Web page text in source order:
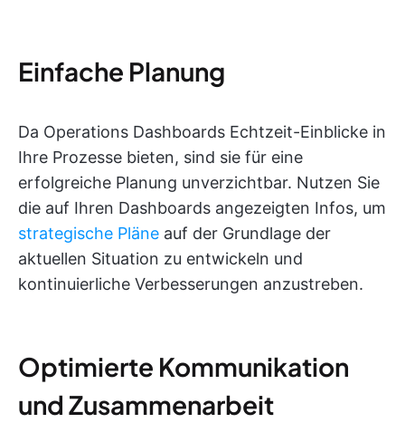
Einfache Planung
Da Operations Dashboards Echtzeit-Einblicke in
Ihre Prozesse bieten, sind sie für eine
erfolgreiche Planung unverzichtbar. Nutzen Sie
die auf Ihren Dashboards angezeigten Infos, um
strategische Pläne auf der Grundlage der
aktuellen Situation zu entwickeln und
kontinuierliche Verbesserungen anzustreben.
Optimierte Kommunikation
und Zusammenarbeit